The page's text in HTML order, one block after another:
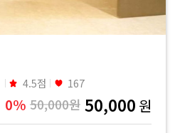
4.5점 167
0% 50,000원 50,000 원